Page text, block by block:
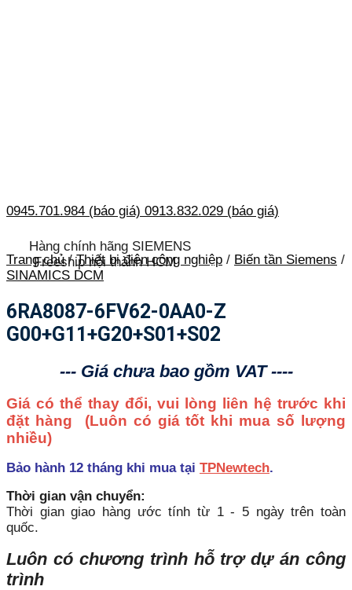
0945.701.984 (báo giá) 0913.832.029 (báo giá)
Hàng chính hãng SIEMENS
Freeship nội thành HCM
Trang chủ / Thiết bị điện công nghiệp / Biến tần Siemens /
SINAMICS DCM
6RA8087-6FV62-0AA0-Z
G00+G11+G20+S01+S02
--- Giá chưa bao gồm VAT ----
Giá có thể thay đổi, vui lòng liên hệ trước khi
đặt hàng (Luôn có giá tốt khi mua số lượng
nhiều)
Bảo hành 12 tháng khi mua tại TPNewtech.
Thời gian vận chuyển:
Thời gian giao hàng ước tính từ 1 - 5 ngày trên toàn
quốc.
Luôn có chương trình hỗ trợ dự án công
trình